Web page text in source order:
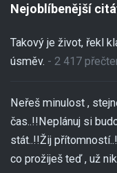
Nejoblíbenější
Takový je život, řekl
úsměv. - 2 417
Neřeš minulost ,
čas..!!Neplánuj si
stát..!!Žij
co prožiješ teď , už